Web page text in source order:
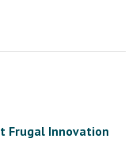
Frugal Innovation